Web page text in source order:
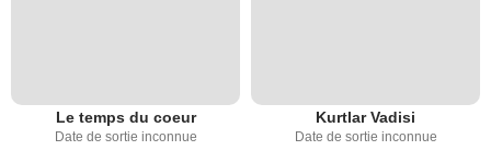
Le temps du coeur
Date de sortie inconnue
Kurtlar Vadisi
Date de sortie inconnue